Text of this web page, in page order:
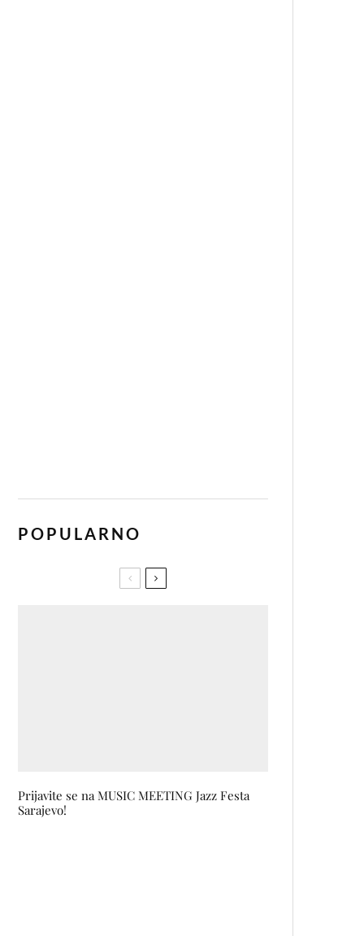
POPULARNO
Prijavite se na MUSIC MEETING Jazz Festa
Sarajevo!